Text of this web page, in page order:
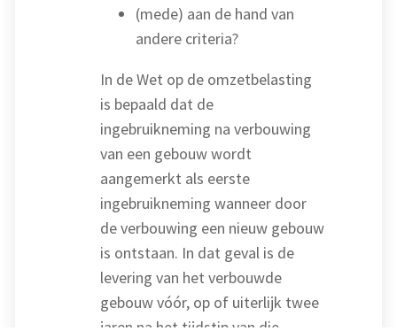
(mede) aan de hand van
andere criteria?
In de Wet op de omzetbelasting
is bepaald dat de
ingebruikneming na verbouwing
van een gebouw wordt
aangemerkt als eerste
ingebruikneming wanneer door
de verbouwing een nieuw gebouw
is ontstaan. In dat geval is de
levering van het verbouwde
gebouw vóór, op of uiterlijk twee
jaren na het tijdstip van die